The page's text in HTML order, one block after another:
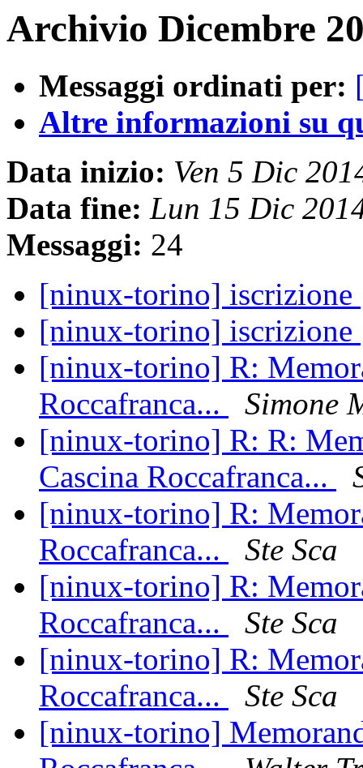
Archivio Dicembre
Messaggi ordinati per:
Altre informazioni su
Data inizio: Ven 5 Dic
Data fine: Lun 15 Dic
Messaggi: 24
[ninux-torino] iscrizione
[ninux-torino] iscrizione
[ninux-torino] R:
Roccafranca...
Simone
[ninux-torino] R: R:
Cascina Roccafranca...
[ninux-torino] R:
Roccafranca...
Ste Sca
[ninux-torino] R:
Roccafranca...
Ste Sca
[ninux-torino] R:
Roccafranca...
Ste Sca
[ninux-torino]